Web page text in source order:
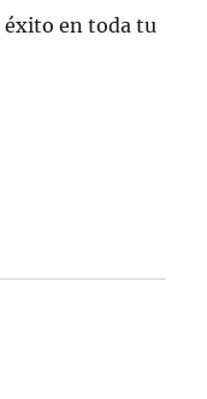
éxito en toda tu